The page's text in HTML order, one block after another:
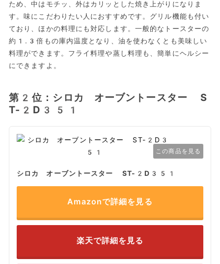
ため、中はモチッ、外はカリッとした焼き上がりになりま
す。味にこだわりたい人におすすめです。グリル機能も付い
ており、ほかの料理にも対応します。一般的なトースターの
約1.3倍もの庫内温度となり、油を使わなくとも美味しい
料理ができます。フライ料理や蒸し料理も、簡単にヘルシー
にできますよ。
第2位：シロカ オーブントースター S
T-2D351
この商品を見る
シロカ オーブントースター ST-2D351
Amazonで詳細を見る
楽天で詳細を見る